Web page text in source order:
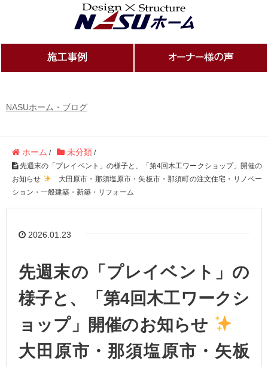
NASUホーム・ブログ
ホーム / 未分類 /
先週末の「プレイベント」の様子と、「第4回木工ワークショップ」開催の
お知らせ
大田原市・那須塩原市・矢板市・那須町の注文住宅・リノベー
ション・一般建築・新築・リフォーム
2026.01.23
先週末の「プレイベント」の
様子と、「第4回木工ワークシ
ョップ」開催のお知らせ
大田原市・那須塩原市・矢板